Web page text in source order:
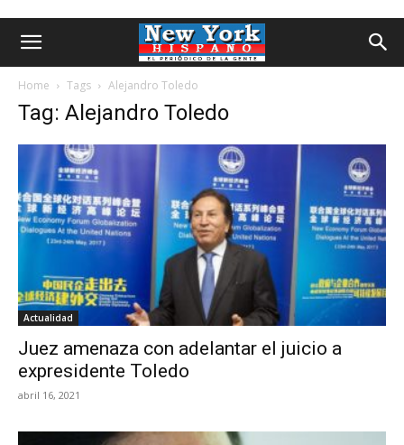
Home Tags Alejandro Toledo
Tag: Alejandro Toledo
Actualidad
Juez amenaza con adelantar el juicio a
expresidente Toledo
abril 16, 2021